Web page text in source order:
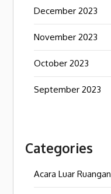
December 2023
November 2023
October 2023
September 2023
Categories
Acara Luar Ruangan